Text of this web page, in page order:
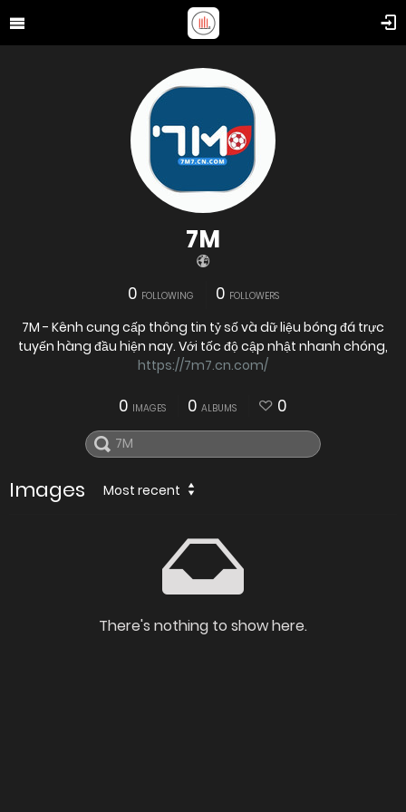
7M
0 FOLLOWING 0 FOLLOWERS
7M - Kênh cung cấp thông tin tỷ số và dữ liệu bóng đá trực
tuyến hàng đầu hiện nay. Với tốc độ cập nhật nhanh chóng,
https://7m7.cn.com/
0 IMAGES 0 ALBUMS 0
Images Most recent
There's nothing to show here.